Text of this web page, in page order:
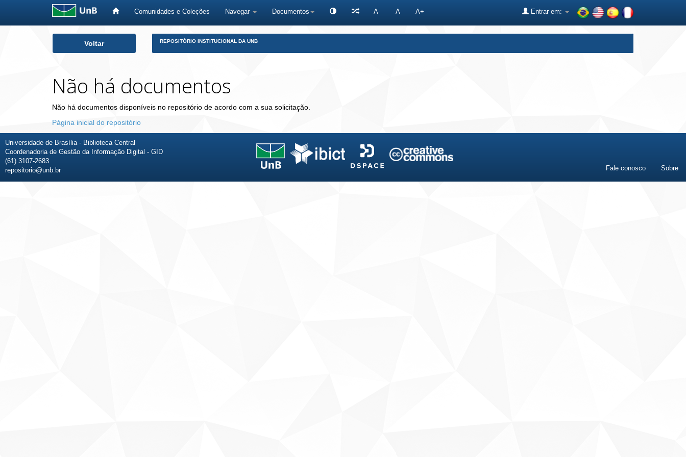
Comunidades e Coleções Navegar Documentos A- A A+ Entrar em:
Voltar REPOSITÓRIO INSTITUCIONAL DA UNB
Não há documentos
Não há documentos disponíveis no repositório de acordo com a sua solicitação.
Página inicial do repositório
Universidade de Brasília - Biblioteca Central
Coordenadoria de Gestão da Informação Digital - GID
(61) 3107-2683
repositorio@unb.br
Fale conosco Sobre